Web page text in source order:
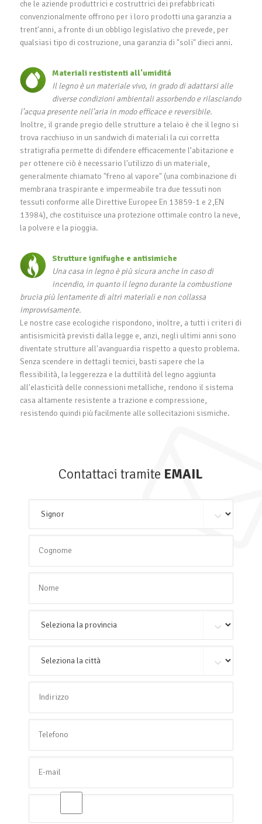
che le aziende produttrici e costruttrici dei prefabbricati
convenzionalmente offrono per i loro prodotti una garanzia a
trent'anni, a fronte di un obbligo legislativo che prevede, per
qualsiasi tipo di costruzione, una garanzia di "soli" dieci anni.
Materiali restistenti all'umiditá
Il legno è un materiale vivo, in grado di adattarsi alle
diverse condizioni ambientali assorbendo e rilasciando
l’acqua presente nell’aria in modo efficace e reversibile.
Inoltre, il grande pregio delle strutture a telaio è che il legno si
trova racchiuso in un sandwich di materiali la cui corretta
stratigrafia permette di difendere efficacemente l’abitazione e
per ottenere ciò è necessario l'utilizzo di un materiale,
generalmente chiamato "freno al vapore" (una combinazione di
membrana traspirante e impermeabile tra due tessuti non
tessuti conforme alle Direttive Europee En 13859-1 e 2,EN
13984), che costituisce una protezione ottimale contro la neve,
la polvere e la pioggia.
Strutture ignifughe e antisimiche
Una casa in legno è più sicura anche in caso di
incendio, in quanto il legno durante la combustione
brucia più lentamente di altri materiali e non collassa
improvvisamente.
Le nostre case ecologiche rispondono, inoltre, a tutti i criteri di
antisismicità previsti dalla legge e, anzi, negli ultimi anni sono
diventate strutture all'avanguardia rispetto a questo problema.
Senza scendere in dettagli tecnici, basti sapere che la
flessibilità, la leggerezza e la duttilità del legno aggiunta
all'elasticità delle connessioni metalliche, rendono il sistema
casa altamente resistente a trazione e compressione,
resistendo quindi più facilmente alle sollecitazioni sismiche.
Contattaci tramite EMAIL